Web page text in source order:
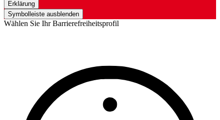
Erklärung
Symbolleiste ausblenden
Wählen Sie Ihr Barrierefreiheitsprofil